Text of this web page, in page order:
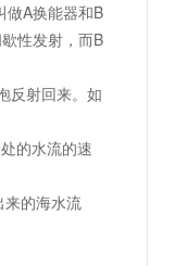
做A换能器和B
性发射，而B
反射回来。如
的水流的速
来的海水流